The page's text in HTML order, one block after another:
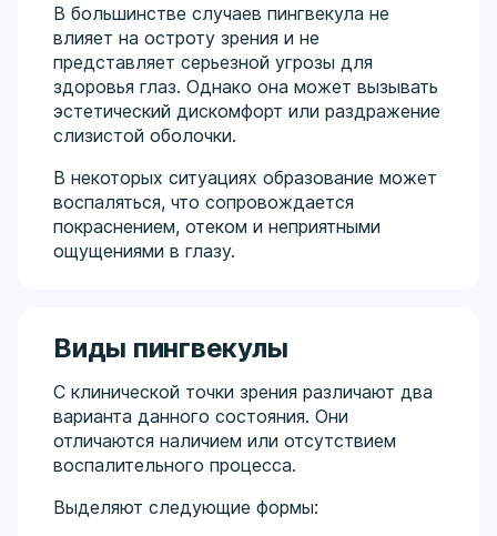
В большинстве случаев пингвекула не
влияет на остроту зрения и не
представляет серьезной угрозы для
здоровья глаз. Однако она может вызывать
эстетический дискомфорт или раздражение
слизистой оболочки.
В некоторых ситуациях образование может
воспаляться, что сопровождается
покраснением, отеком и неприятными
ощущениями в глазу.
Виды пингвекулы
С клинической точки зрения различают два
варианта данного состояния. Они
отличаются наличием или отсутствием
воспалительного процесса.
Выделяют следующие формы: